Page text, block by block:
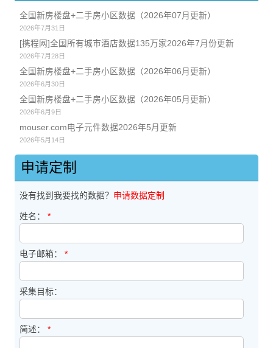
全国新房楼盘+二手房小区数据（2026年07月更新）
2026年7月31日
[携程网]全国所有城市酒店数据135万家2026年7月份更新
2026年7月28日
全国新房楼盘+二手房小区数据（2026年06月更新）
2026年6月30日
全国新房楼盘+二手房小区数据（2026年05月更新）
2026年6月9日
mouser.com电子元件数据2026年5月更新
2026年5月14日
申请定制
没有找到我要找的数据？ 申请数据定制
姓名： *
电子邮箱： *
采集目标：
简述： *